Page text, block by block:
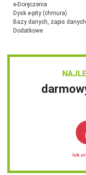
e-Doręczenia
Dysk e-pity (chmura)
Bazy danych, zapis danych
Dodatkowe
lub